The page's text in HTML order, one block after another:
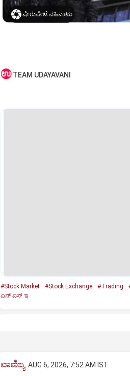
ಷೇರುಪೇಟೆ ವಹಿವಾಟು
TEAM UDAYAVANI
#Stock Market #Stock Exchange #Trading
ಎನ್‌ ಎಸ್‌ ಇ
ವಾಣಿಜ್ಯ AUG 6, 2026, 7:52 AM IST